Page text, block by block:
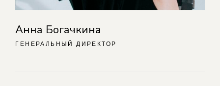
Анна Богачкина
ГЕНЕРАЛЬНЫЙ ДИРЕКТОР